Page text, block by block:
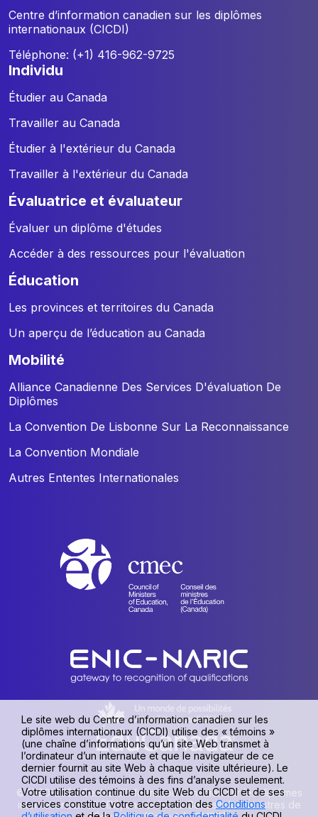
Centre d’information canadien sur les diplômes
internationaux (CICDI)
Téléphone: (+1) 416-962-9725
individu
Étudier au Canada
Travailler au Canada
Étudier à l'extérieur du Canada
Travailler à l'extérieur du Canada
évaluatrice et évaluateur
Évaluer un diplôme d'études
Accéder à des ressources pour l'évaluation
éducation
Les provinces et territoires du Canada
Un aperçu de l’éducation au Canada
mobilité
Alliance Canadienne Des Services D'évaluation De
Diplômes
La Convention De Lisbonne Sur La Reconnaissance
La Convention Mondiale
Autres Ententes Internationales
© 1990-2026 Centre d’information canadien sur les diplômes
internationaux (CICDI), une unité du Conseil des ministres de
Le site web du Centre d’information canadien sur les
diplômes internationaux (CICDI) utilise des « témoins »
(une chaîne d’informations qu’un site Web transmet à
l’ordinateur d’un internaute et que le navigateur de ce
dernier fournit au site Web à chaque visite ultérieure). Le
CICDI utilise des témoins à des fins d’analyse seulement.
Votre utilisation continue du site Web du CICDI et de ses
services constitue votre acceptation desConditions